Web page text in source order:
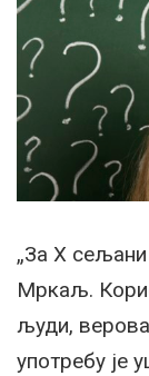
„За Х
Мркаљ.
људи,
употребу је